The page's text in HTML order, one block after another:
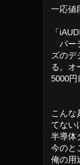
一応値
「
バー
ズのデ
る。オ
5000
こんな
てない
半導体
今のと
俺の用